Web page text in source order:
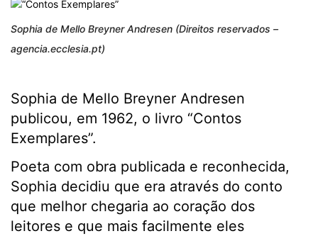
Sophia de Mello Breyner Andresen (Direitos reservados –
agencia.ecclesia.pt)
Sophia de Mello Breyner Andresen
publicou, em 1962, o livro “Contos
Exemplares”.
Poeta com obra publicada e reconhecida,
Sophia decidiu que era através do conto
que melhor chegaria ao coração dos
leitores e que mais facilmente eles